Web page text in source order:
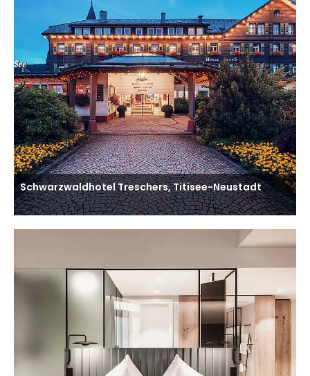
Schwarzwaldhotel Treschers, Titisee-Neustadt